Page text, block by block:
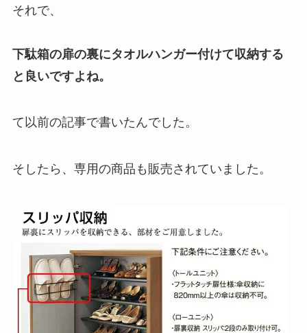
それで、
下駄箱の扉の裏にタオルハンガー付けて収納する
と良いですよね。
て以前の記事で書いたんでした。
そしたら、専用の商品も販売されていました。